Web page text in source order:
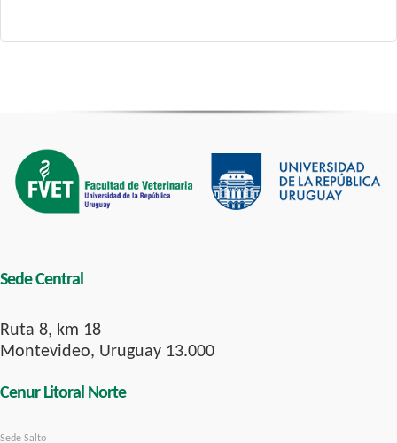
Sede Central
Ruta 8, km 18
Montevideo, Uruguay 13.000
Cenur Litoral Norte
Sede Salto